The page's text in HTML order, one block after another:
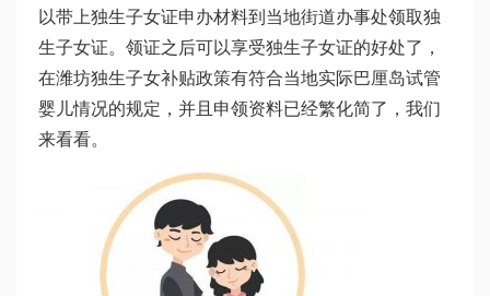
以带上独生子女证申办材料到当地街道办事处领取独
生子女证。领证之后可以享受独生子女证的好处了，
在潍坊独生子女补贴政策有符合当地实际巴厘岛试管
婴儿情况的规定，并且申领资料已经繁化简了，我们
来看看。